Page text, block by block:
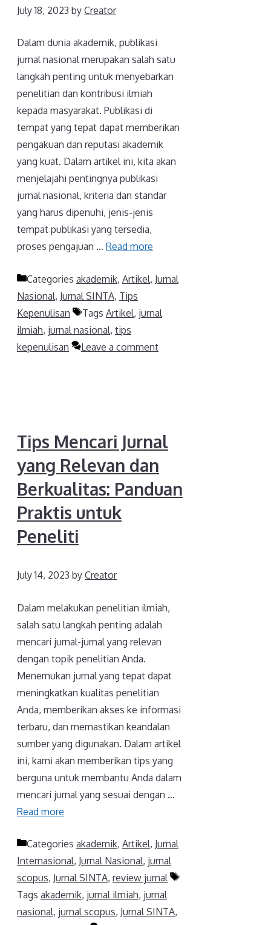
July 18, 2023 by Creator
Dalam dunia akademik, publikasi
jurnal nasional merupakan salah satu
langkah penting untuk menyebarkan
penelitian dan kontribusi ilmiah
kepada masyarakat. Publikasi di
tempat yang tepat dapat memberikan
pengakuan dan reputasi akademik
yang kuat. Dalam artikel ini, kita akan
menjelajahi pentingnya publikasi
jurnal nasional, kriteria dan standar
yang harus dipenuhi, jenis-jenis
tempat publikasi yang tersedia,
proses pengajuan … Read more
Categories akademik, Artikel, Jurnal
Nasional, Jurnal SINTA, Tips
Kepenulisan
Tags Artikel, jurnal
ilmiah, jurnal nasional, tips
kepenulisan
Leave a comment
Tips Mencari Jurnal
yang Relevan dan
Berkualitas: Panduan
Praktis untuk
Peneliti
July 14, 2023 by Creator
Dalam melakukan penelitian ilmiah,
salah satu langkah penting adalah
mencari jurnal-jurnal yang relevan
dengan topik penelitian Anda.
Menemukan jurnal yang tepat dapat
meningkatkan kualitas penelitian
Anda, memberikan akses ke informasi
terbaru, dan memastikan keandalan
sumber yang digunakan. Dalam artikel
ini, kami akan memberikan tips yang
berguna untuk membantu Anda dalam
mencari jurnal yang sesuai dengan …
Read more
Categories akademik, Artikel, Jurnal
Internasional, Jurnal Nasional, jurnal
scopus, Jurnal SINTA, review jurnal
Tags akademik, jurnal ilmiah, jurnal
nasional, jurnal scopus, Jurnal SINTA,